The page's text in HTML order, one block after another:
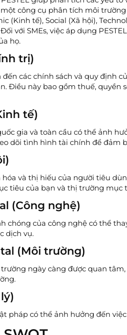
một công cụ phân tích môi
(Kinh tế), Social (Xã hội),
với SMEs, việc áp dụng
họ.
trị)
các chính sách và quy định
Điều này bao gồm thuế, quyền
tế)
gia và toàn cầu có thể ảnh
dõi tình hình tài chính để
và thị hiếu của người tiêu
tiêu của bạn và thị trường mục
(Công nghệ)
chóng của công nghệ có thể
dịch vụ.
(Môi trường)
ngày càng được quan
pháp có thể ảnh hưởng đến